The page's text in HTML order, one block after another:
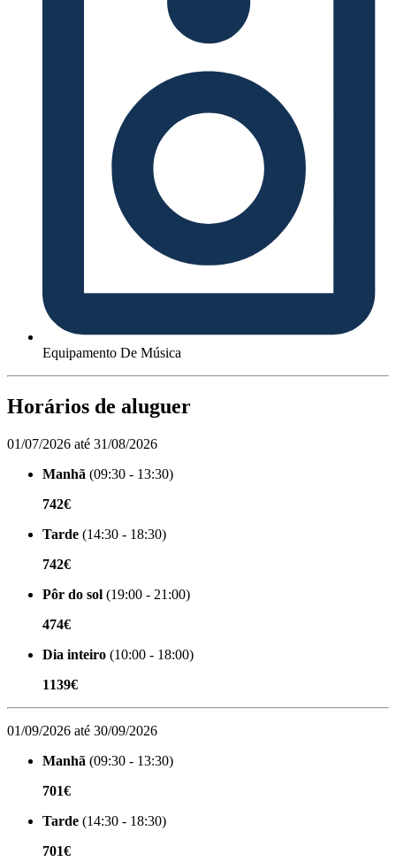
Equipamento De Música
Horários de aluguer
01/07/2026 até 31/08/2026
Manhã (09:30 - 13:30)
742€
Tarde (14:30 - 18:30)
742€
Pôr do sol (19:00 - 21:00)
474€
Dia inteiro (10:00 - 18:00)
1139€
01/09/2026 até 30/09/2026
Manhã (09:30 - 13:30)
701€
Tarde (14:30 - 18:30)
701€